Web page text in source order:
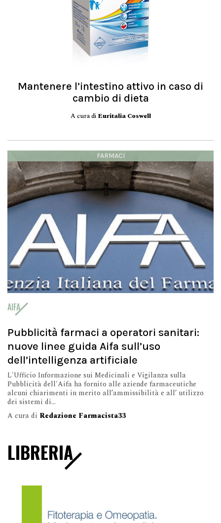
Mantenere l’intestino attivo in caso di
cambio di dieta
A cura di Euritalia Coswell
FARMACI
AIFA
Pubblicità farmaci a operatori sanitari:
nuove linee guida Aifa sull’uso
dell’intelligenza artificiale
L'Ufficio Informazione sui Medicinali e Vigilanza sulla
Pubblicità dell'Aifa ha fornito alle aziende farmaceutiche
alcuni chiarimenti in merito all’ammissibilità e all’ utilizzo
dei sistemi di...
A cura di Redazione Farmacista33
LIBRERIA